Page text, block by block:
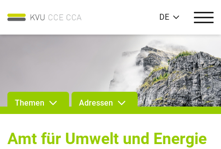
DE
Themen Adressen
Amt für Umwelt und Energie